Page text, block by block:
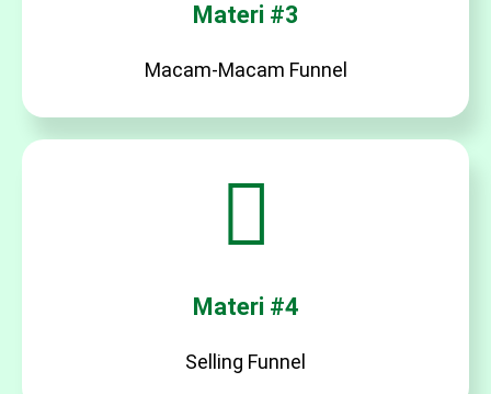
Materi #3
Macam-Macam Funnel
Materi #4
Selling Funnel